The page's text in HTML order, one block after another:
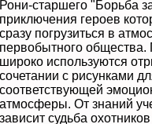
Рони-старшего "Борьба
приключения героев
сразу погрузиться в
первобытного общества.
широко используются
сочетании с рисунками
соответствующей
атмосферы. От знаний
зависит судьба